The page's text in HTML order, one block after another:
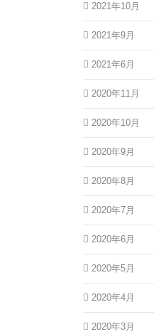
2021年10月
2021年9月
2021年6月
2020年11月
2020年10月
2020年9月
2020年8月
2020年7月
2020年6月
2020年5月
2020年4月
2020年3月